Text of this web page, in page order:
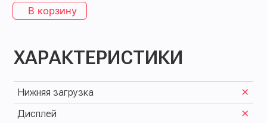
В корзину
ХАРАКТЕРИСТИКИ
Нижняя загрузка
Дисплей